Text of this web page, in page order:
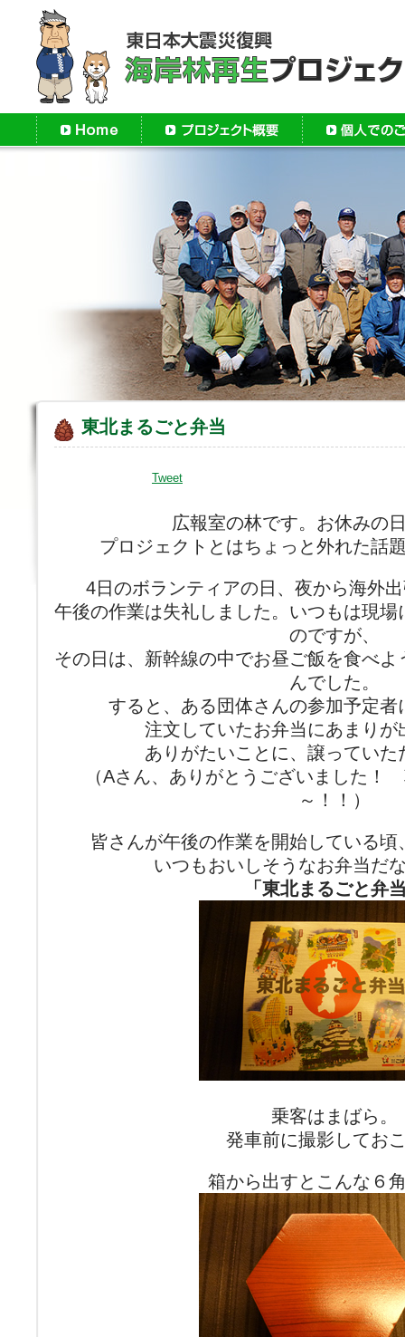
東北まるごと弁当
Tweet
広報室の林です。お休みの
プロジェクトとはちょっと外れた話
4日のボランティアの日、夜から海外
午後の作業は失礼しました。いつもは現
のですが、
その日は、新幹線の中でお昼ご飯を食べ
んでした。
すると、ある団体さんの参加予定者
注文していたお弁当にあまりが
ありがたいことに、譲っていた
（Aさん、ありがとうございました
～！！）
皆さんが午後の作業を開始している
いつもおいしそうなお弁当だ
「東北まるごと弁
乗客はまばら。
発車前に撮影してお
箱から出すとこんな６